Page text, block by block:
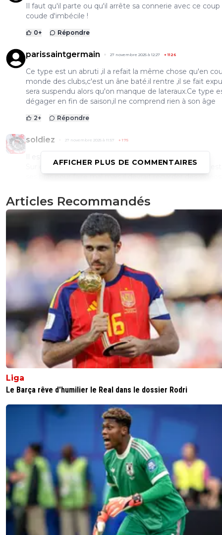
Il faut qu'il parte ou qu'il arrête sa connerie avec ce coup
coude d'imbécile !
0+ Répondre
parissaintgermain 27 novembre 2025 à 12:27 +1126
Ce type est un abruti ,il a refait la même chose qu'en
monde des clubs,c'est un âne baté.il rentre ,il se fait
sera suspendu alors qu'on manque de lateraux.Ce type
dégager en fin de saison,il ne comprend rien à son âge
2+ Répondre
soldiez 27 novembre 2025 à 11:57 + 175
Sur chaque duel il est limite car il a toujours un petit
ses bras pour faire mal mais il devrait regarder des
0 + Répondre
parisforever 27 novembre 2025 à 9:48 +788
Cela devient une habitude , hélas car il revenait bien ....
Répondre
parissaintgermain 27 novembre 2025 à 13:56 +1126
il faisait de bons match mais bon il a les fils du
qui s'entrechoquent
1+ Répondre
RogerPierre 27 novembre 2025 à 18:30 +0
Flaco75 27 novembre 2025 à 9:38 +190
… mais il faut savoir se contrôler », a livré sur Canal+
du PSG, …
Au moins le problème est identifié 🤪🇧🇷🇵🇹🇫🇷🇺🇦
Répondre
AFFICHER PLUS DE COMMENTAIRES
Articles Recommandés
Liga
Le Barça rêve d'humilier le Real dans le dossier Rodri